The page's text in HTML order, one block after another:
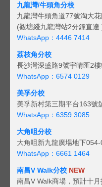
九龍灣/牛頭角分校
九龍灣牛頭角道77號淘大
(觀塘綫九龍灣站2分鐘直達
WhatsApp：4446 7414
荔枝角分校
長沙灣深盛路9號宇晴匯2
WhatsApp：6574 0129
美孚分校
美孚新村第三期平台163號
WhatsApp：6359 3085
大角咀分校
大角咀新九龍廣場地下
WhatsApp：6661 1464
南昌V Walk分校 NEW
南昌V Walk商場，預計十